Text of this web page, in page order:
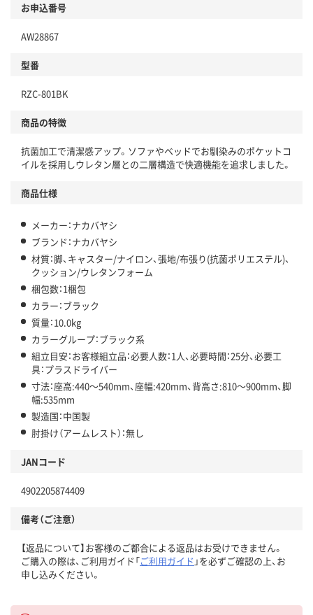
お申込番号
AW28867
型番
RZC-801BK
商品の特徴
抗菌加工で清潔感アップ。ソファやベッドでお馴染みのポケットコ
イルを採用しウレタン層との二層構造で快適機能を追求しました。
商品仕様
メーカー：ナカバヤシ
ブランド：ナカバヤシ
材質：脚、キャスター/ナイロン、張地/布張り(抗菌ポリエステル)、
クッション/ウレタンフォーム
梱包数：1梱包
カラー：ブラック
質量：10.0kg
カラーグループ：ブラック系
組立目安：お客様組立品：必要人数：1人、必要時間：25分、必要工
具：プラスドライバー
寸法：座高:440～540mm、座幅:420mm、背高さ:810～900mm、脚
幅:535mm
製造国：中国製
肘掛け（アームレスト）：無し
JANコード
4902205874409
備考（ご注意）
【返品について】お客様のご都合による返品はお受けできません。
ご購入の際は、ご利用ガイド「ご利用ガイド 」を必ずご確認の上、お
申し込みください。